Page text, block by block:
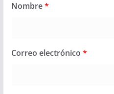
Nombre*
Correo electrónico *